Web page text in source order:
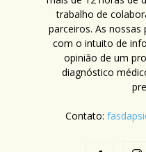
trabalho de
parceiros. As
com o intuito de
opinião de um
diagnóstico
Contato: